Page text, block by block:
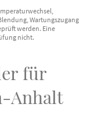
Wartungszugang
werden. Eine
nicht.
für
Anhalt